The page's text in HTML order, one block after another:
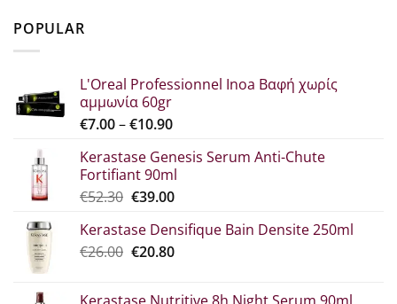
POPULAR
L'Oreal Professionnel Inoa Βαφή χωρίς
αμμωνία 60gr
€7.00–€10.90Price
€7.00
through
€10.90
Kerastase Genesis Serum Anti-Chute
Fortifiant 90ml
€52.30 Original
was:
€52.30.
€39.00Η
τιμή
είναι:
Kerastase Densifique Bain Densite 250ml
€26.00 Original
€20.80Η